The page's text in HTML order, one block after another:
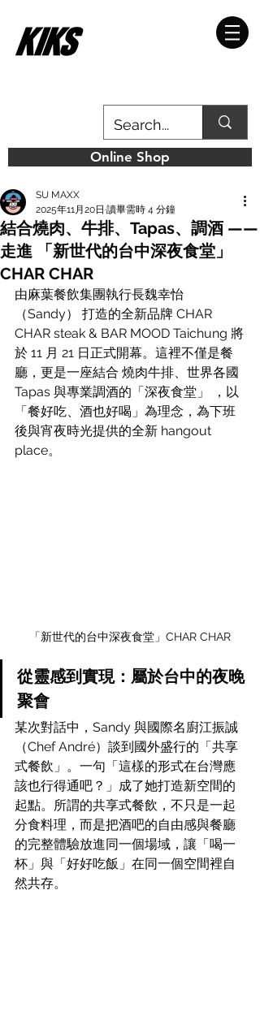
Online Shop
結合燒肉、牛排、Tapas、調酒 ——
走進 「新世代的台中深夜食堂」
CHAR CHAR
SU MAXX
2025年11月20日 讀畢需時 4 分鐘
由麻葉餐飲集團執行長魏幸怡
（Sandy） 打造的全新品牌 CHAR
CHAR steak & BAR MOOD Taichung 將
於 11 月 21 日正式開幕。這裡不僅是餐
廳，更是一座結合 燒肉牛排、世界各國
Tapas 與專業調酒的「深夜食堂」 ，以
「餐好吃、酒也好喝」為理念，為下班
後與宵夜時光提供的全新 hangout
place。
「新世代的台中深夜食堂」CHAR CHAR
從靈感到實現：屬於台中的夜晚
聚會
某次對話中，Sandy 與國際名廚江振誠
（Chef André）談到國外盛行的「共享
式餐飲」。一句「這樣的形式在台灣應
該也行得通吧？」成了她打造新空間的
起點。所謂的共享式餐飲，不只是一起
分食料理，而是把酒吧的自由感與餐廳
的完整體驗放進同一個場域，讓「喝一
杯」與「好好吃飯」在同一個空間裡自
然共存。